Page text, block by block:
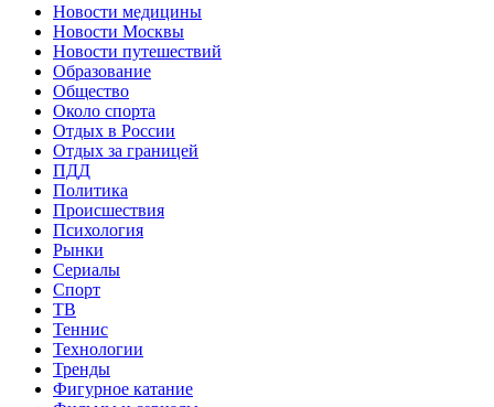
Новости медицины
Новости Москвы
Новости путешествий
Образование
Общество
Около спорта
Отдых в России
Отдых за границей
ПДД
Политика
Происшествия
Психология
Рынки
Сериалы
Спорт
ТВ
Теннис
Технологии
Тренды
Фигурное катание